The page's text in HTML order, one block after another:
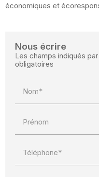
économiques et
Nous écrire
Les champs indiqués
obligatoires
Nom*
Prénom
Téléphone*